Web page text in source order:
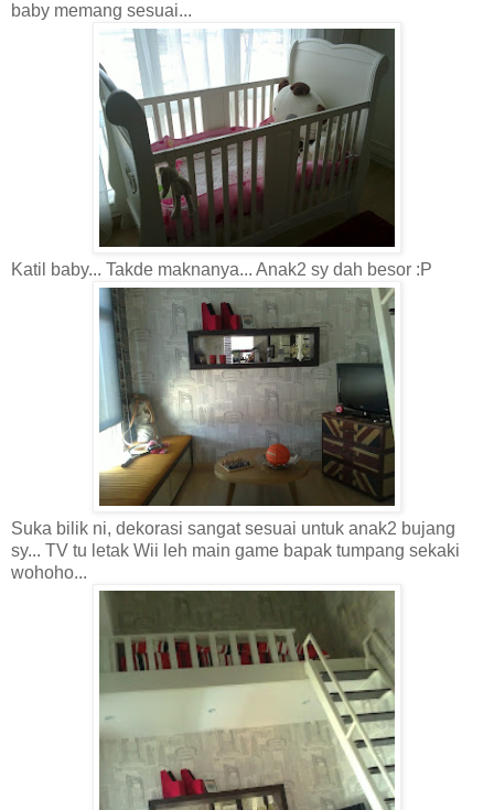
baby memang sesuai...
Katil baby... Takde maknanya... Anak2 sy dah besor :P
Suka bilik ni, dekorasi sangat sesuai untuk anak2 bujang
sy... TV tu letak Wii leh main game bapak tumpang sekaki
wohoho...